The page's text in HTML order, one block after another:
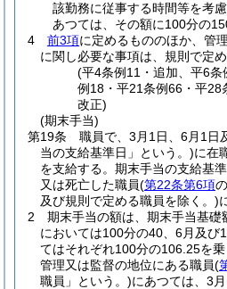
該勤務に従事する時間等を考
あつては、その額に100分の
4
前3項に定めるもののほか、管
に関し必要な事項は、規則で定め
(平4条例11・追加、平6
例18・平21条例66・平28
改正)
(期末手当)
第19条
職員で、3月1日、6月1日
当の支給基準日」という。)に在
を支給する。 期末手当の支給基
又は死亡した職員(第22条第6項
及び規則で定める職員を除く。)
2
期末手当の額は、期末手当基礎
においては100分の40、6月及び
てはそれぞれ100分の106.25を
管理又は監督の地位にある職員(
職員」という。)にあつては、3